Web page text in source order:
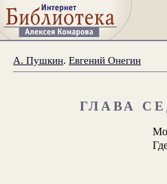
А. Пушкин.Евгений Онегин
ГЛАВА